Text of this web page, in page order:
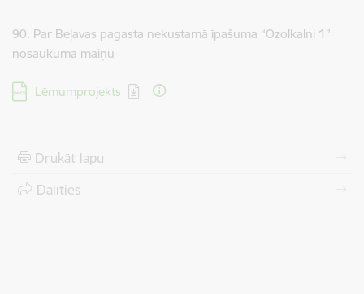
90. Par Beļavas pagasta nekustamā īpašuma “Ozolkalni 1”
nosaukuma maiņu
Lejupielādēt:
Lēmumprojekts
Drukāt lapu
Dalīties